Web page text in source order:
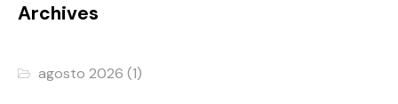
Archives
agosto 2026 (1)